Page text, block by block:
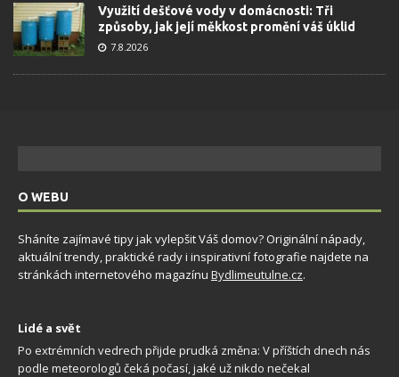
Využití dešťové vody v domácnosti: Tři
způsoby, jak její měkkost promění váš úklid
7.8.2026
O WEBU
Sháníte zajímavé tipy jak vylepšit Váš domov? Originální nápady,
aktuální trendy, praktické rady i inspirativní fotografie najdete na
stránkách internetového magazínu Bydlimeutulne.cz.
Lidé a svět
Po extrémních vedrech přijde prudká změna: V příštích dnech nás
podle meteorologů čeká počasí, jaké už nikdo nečekal